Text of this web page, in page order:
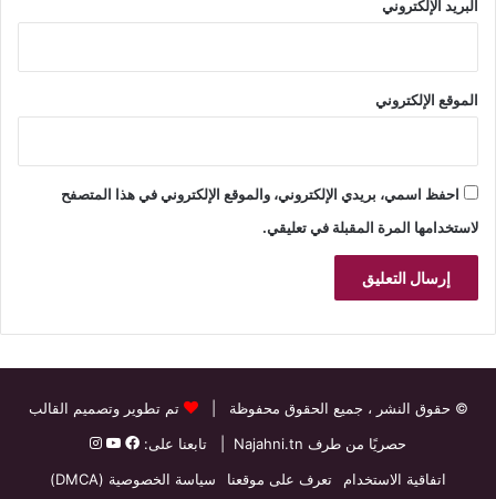
البريد الإلكتروني
الموقع الإلكتروني
احفظ اسمي، بريدي الإلكتروني، والموقع الإلكتروني في هذا المتصفح
لاستخدامها المرة المقبلة في تعليقي.
© حقوق النشر ، جميع الحقوق محفوظة |
تم تطوير وتصميم القالب
حصريًا من طرف Najahni.tn | تابعنا على:
اتفاقية الاستخدام
تعرف على موقعنا سياسة الخصوصية (DMCA)